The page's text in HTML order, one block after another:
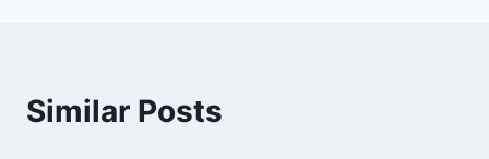
Similar Posts